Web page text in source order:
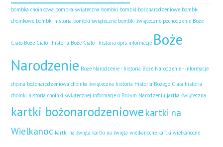
bombka choinkowa bombka świąteczna bombki bombki bożonarodzeniowe bombki
choinkowe bombki historia bombki świąteczne bombki świąteczne pochodzenie Boże
Ciało Boże Ciało - historia Boże Ciało - historia opis informacje Boże
Narodzenie Boże Narodzenie - historia Boże Narodzenie - informacje
choina bożonarodzeniowa choinka świąteczna historia Historia Bożego Ciała historia
choinki historia choinki świątecznej informacje o Bożym Narodzeniu jartka świąteczna
kartki bożonarodzeniowe kartki na
Wielkanoc kartki na święta kartki na święta wielkanocne kartki wielkanocne